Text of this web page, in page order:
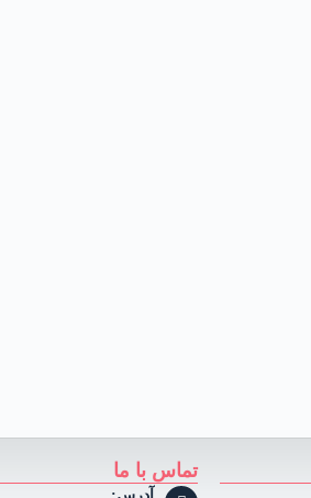
تماس با ما